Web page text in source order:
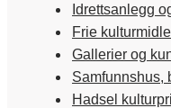
Idrettsanlegg
Frie
Gallerier og
Samfunnshus,
Hadsel